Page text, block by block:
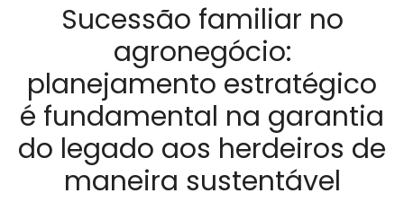
Sucessão familiar no
agronegócio:
planejamento estratégico
é fundamental na garantia
do legado aos herdeiros de
maneira sustentável